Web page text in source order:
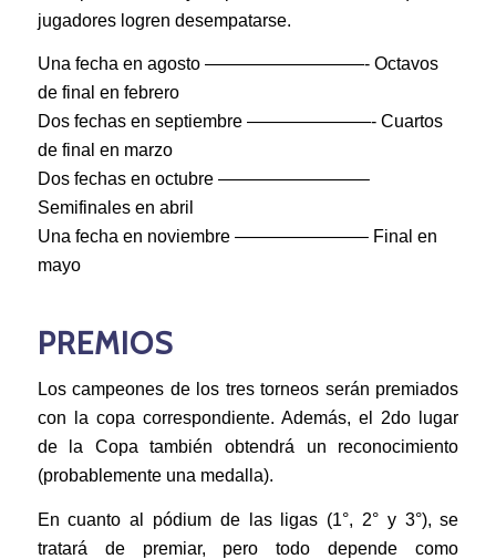
jugadores logren desempatarse.
Una fecha en agosto —————————- Octavos
de final en febrero
Dos fechas en septiembre ———————- Cuartos
de final en marzo
Dos fechas en octubre ————————–
Semifinales en abril
Una fecha en noviembre ———————– Final en
mayo
PREMIOS
Los campeones de los tres torneos serán premiados
con la copa correspondiente. Además, el 2do lugar
de la Copa también obtendrá un reconocimiento
(probablemente una medalla).
En cuanto al pódium de las ligas (1°, 2° y 3°), se
tratará de premiar, pero todo depende como